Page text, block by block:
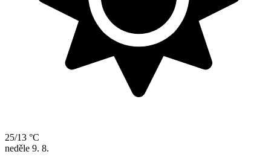
25/13 °C
neděle 9. 8.